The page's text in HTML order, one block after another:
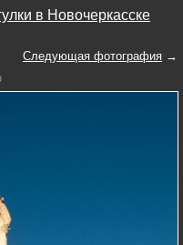
в Новочеркасске
Следующая фотография →